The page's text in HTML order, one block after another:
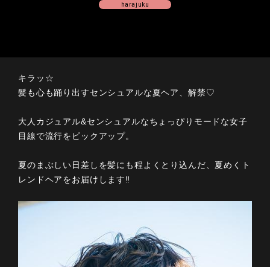
harajuku
キラッ☆
髪も心も踊り出すセンシュアルな夏ヘア、解禁♡
大人カジュアル&センシュアルなちょっぴりモードな女子
目線で流行をピックアップ。
夏のまぶしい日差しを髪にも程よくとり込んだ、夏めくト
レンドヘアをお届けします‼